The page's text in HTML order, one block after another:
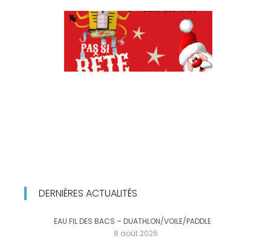
DERNIÈRES ACTUALITÉS
EAU FIL DES BACS – DUATHLON/VOILE/PADDLE
8 août 2026